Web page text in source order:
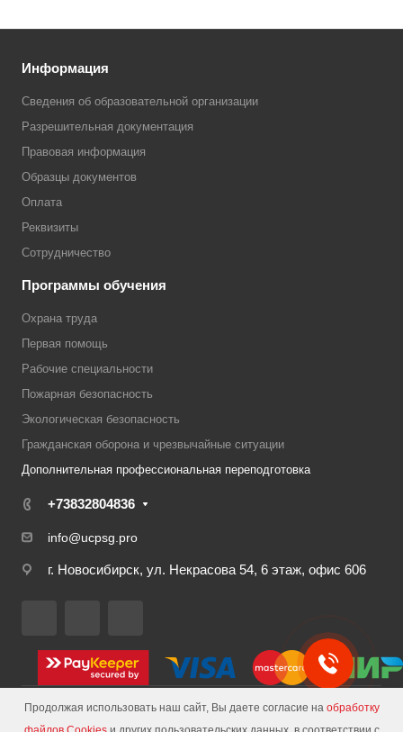
вам. Напишите мне, если у
ПОЛУЧИТЬ РАБОЧУЮ ТЕТРАДЬ
Информация
Сведения об образовательной организации
Разрешительная документация
Правовая информация
Образцы документов
Оплата
Реквизиты
Сотрудничество
Программы обучения
Охрана труда
Первая помощь
Рабочие специальности
Пожарная безопасность
Экологическая безопасность
Гражданская оборона и чрезвычайные ситуации
Дополнительная профессиональная переподготовка
+73832804836
info@ucpsg.pro
г. Новосибирск, ул. Некрасова 54, 6 этаж, офис 606
© 2026 ЧОУ ДПО ЦЕНТР «ПСГ»
Продолжая использовать наш сайт, Вы даете согласие на обработку